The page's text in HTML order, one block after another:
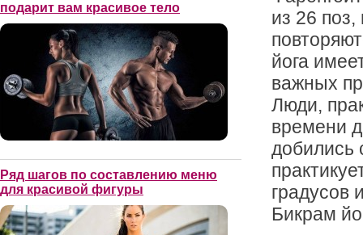
подарит вам красивое тело
Ряд шагов по составлению меню
для красивой фигуры
из 26
йога
важных
Люди,
времени
добились
градусов
Бикрам